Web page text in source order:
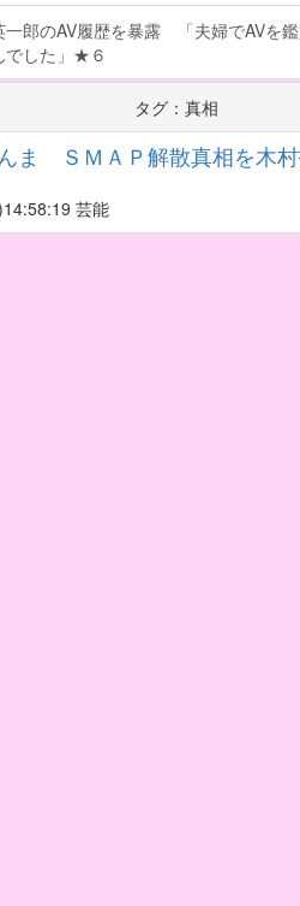
一郎のAV履歴を暴露 「夫婦でAVを
でした」★６
タグ：真相
んま ＳＭＡＰ解散真相を木
芸能